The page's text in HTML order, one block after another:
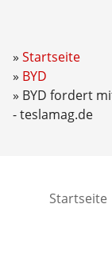
Startseite
BYD
BYD fordert
- teslamag.de
Startseite